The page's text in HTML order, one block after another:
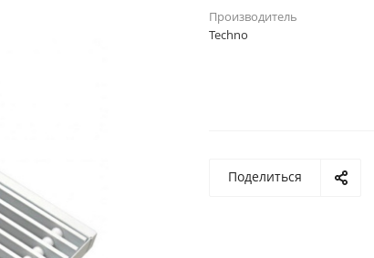
Производитель
Techno
Поделиться